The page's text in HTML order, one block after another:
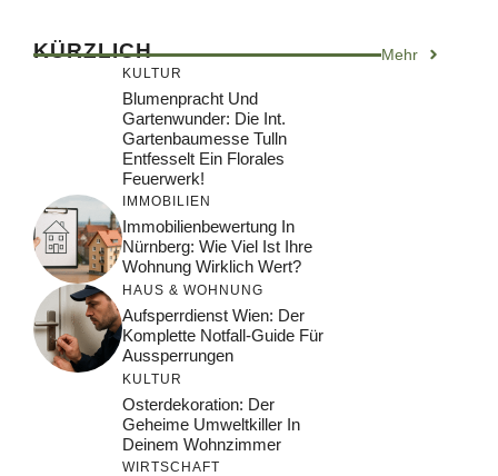
KÜRZLICH Mehr
KULTUR
Blumenpracht Und
Gartenwunder: Die Int.
Gartenbaumesse Tulln
Entfesselt Ein Florales
Feuerwerk!
IMMOBILIEN
Immobilienbewertung In
Nürnberg: Wie Viel Ist Ihre
Wohnung Wirklich Wert?
HAUS & WOHNUNG
Aufsperrdienst Wien: Der
Komplette Notfall-Guide Für
Aussperrungen
KULTUR
Osterdekoration: Der
Geheime Umweltkiller In
Deinem Wohnzimmer
WIRTSCHAFT